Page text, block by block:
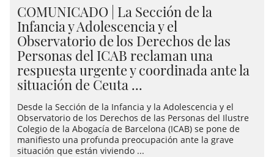
COMUNICADO | La Sección de la
Infancia y Adolescencia y el
Observatorio de los Derechos de las
Personas del ICAB reclaman una
respuesta urgente y coordinada ante la
situación de Ceuta ...
Desde la Sección de la Infancia y la Adolescencia y el
Observatorio de los Derechos de las Personas del Ilustre
Colegio de la Abogacía de Barcelona (ICAB) se pone de
manifiesto una profunda preocupación ante la grave
situación que están viviendo ...